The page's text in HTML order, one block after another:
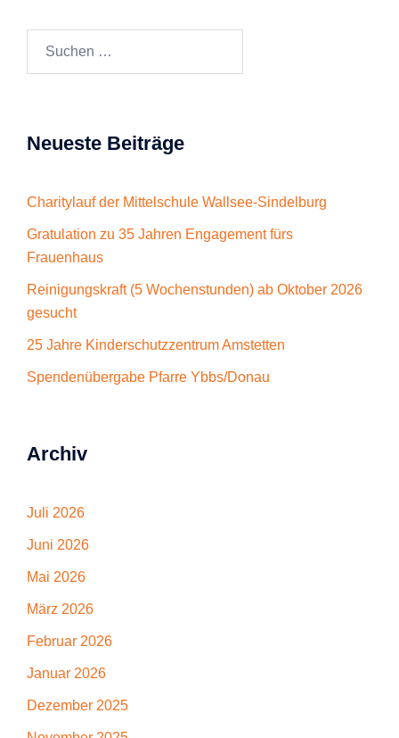
Neueste Beiträge
Charitylauf der Mittelschule Wallsee-Sindelburg
Gratulation zu 35 Jahren Engagement fürs
Frauenhaus
Reinigungskraft (5 Wochenstunden) ab Oktober 2026
gesucht
25 Jahre Kinderschutzzentrum Amstetten
Spendenübergabe Pfarre Ybbs/Donau
Archiv
Juli 2026
Juni 2026
Mai 2026
März 2026
Februar 2026
Januar 2026
Dezember 2025